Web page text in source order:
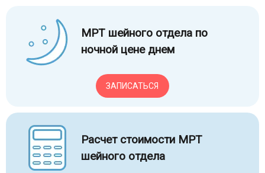
МРТ шейного отдела по
ночной цене днем
ЗАПИСАТЬСЯ
Расчет стоимости МРТ
шейного отдела